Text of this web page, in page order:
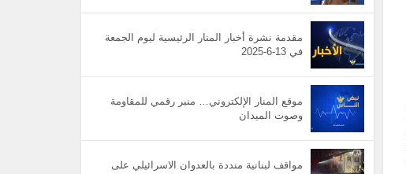
مقدمة نشرة أخبار المنار الرئيسية ليوم الجمعة
في 13-6-2025
موقع المنار الإلكتروني… منبر رقمي للمقاومة
وصوت الميدان
مواقف لبنانية منددة بالعدوان الاسرائيلي على